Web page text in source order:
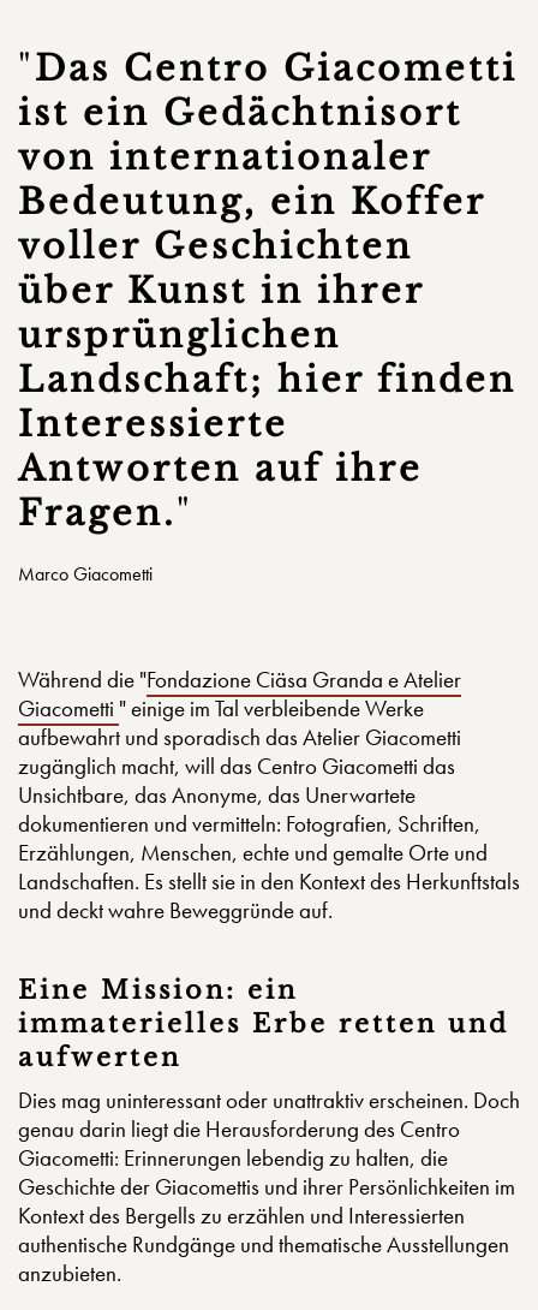
"Das Centro Giacometti
ist ein Gedächtnisort
von internationaler
Bedeutung, ein Koffer
voller Geschichten
über Kunst in ihrer
ursprünglichen
Landschaft; hier finden
Interessierte
Antworten auf ihre
Fragen."
Marco Giacometti
Während die "Fondazione Ciäsa Granda e Atelier
Giacometti " einige im Tal verbleibende Werke
aufbewahrt und sporadisch das Atelier Giacometti
zugänglich macht, will das Centro Giacometti das
Unsichtbare, das Anonyme, das Unerwartete
dokumentieren und vermitteln: Fotografien, Schriften,
Erzählungen, Menschen, echte und gemalte Orte und
Landschaften. Es stellt sie in den Kontext des Herkunftstals
und deckt wahre Beweggründe auf.
Eine Mission: ein
immaterielles Erbe retten und
aufwerten
Dies mag uninteressant oder unattraktiv erscheinen. Doch
genau darin liegt die Herausforderung des Centro
Giacometti: Erinnerungen lebendig zu halten, die
Geschichte der Giacomettis und ihrer Persönlichkeiten im
Kontext des Bergells zu erzählen und Interessierten
authentische Rundgänge und thematische Ausstellungen
anzubieten.